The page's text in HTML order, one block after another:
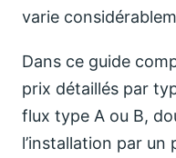
varie
Dans ce guide
prix détaillés par
flux type A ou B,
l’installation par un